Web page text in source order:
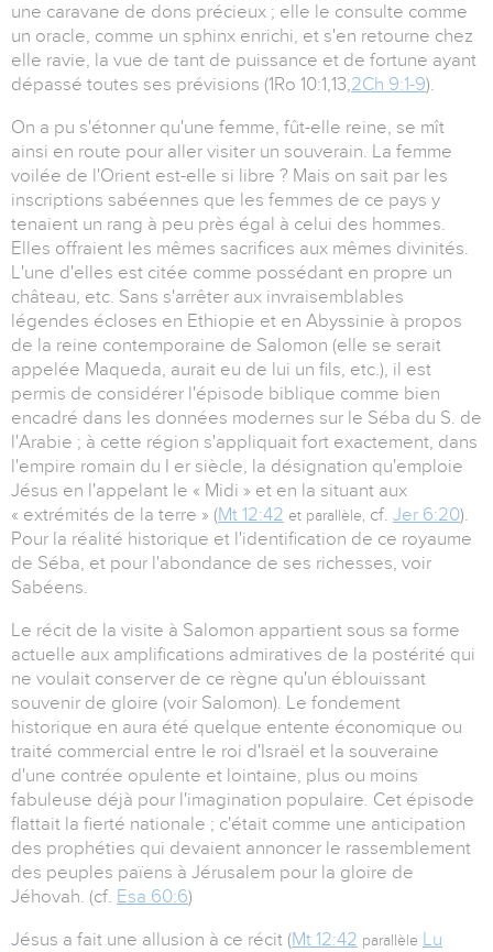
une caravane de dons précieux ; elle le consulte comme
un oracle, comme un sphinx enrichi, et s'en retourne chez
elle ravie, la vue de tant de puissance et de fortune ayant
dépassé toutes ses prévisions (1Ro 10:1,13,2Ch 9:1-9).
On a pu s'étonner qu'une femme, fût-elle reine, se mît
ainsi en route pour aller visiter un souverain. La femme
voilée de l'Orient est-elle si libre ? Mais on sait par les
inscriptions sabéennes que les femmes de ce pays y
tenaient un rang à peu près égal à celui des hommes.
Elles offraient les mêmes sacrifices aux mêmes divinités.
L'une d'elles est citée comme possédant en propre un
château, etc. Sans s'arrêter aux invraisemblables
légendes écloses en Ethiopie et en Abyssinie à propos
de la reine contemporaine de Salomon (elle se serait
appelée Maqueda, aurait eu de lui un fils, etc.), il est
permis de considérer l'épisode biblique comme bien
encadré dans les données modernes sur le Séba du S. de
l'Arabie ; à cette région s'appliquait fort exactement, dans
l'empire romain du I er siècle, la désignation qu'emploie
Jésus en l'appelant le « Midi » et en la situant aux
« extrémités de la terre » (Mt 12:42 et parallèle, cf. Jer 6:20).
Pour la réalité historique et l'identification de ce royaume
de Séba, et pour l'abondance de ses richesses, voir
Sabéens.
Le récit de la visite à Salomon appartient sous sa forme
actuelle aux amplifications admiratives de la postérité qui
ne voulait conserver de ce règne qu'un éblouissant
souvenir de gloire (voir Salomon). Le fondement
historique en aura été quelque entente économique ou
traité commercial entre le roi d'Israël et la souveraine
d'une contrée opulente et lointaine, plus ou moins
fabuleuse déjà pour l'imagination populaire. Cet épisode
flattait la fierté nationale ; c'était comme une anticipation
des prophéties qui devaient annoncer le rassemblement
des peuples païens à Jérusalem pour la gloire de
Jéhovah. (cf. Esa 60:6)
Jésus a fait une allusion à ce récit (Mt 12:42 parallèle Lu